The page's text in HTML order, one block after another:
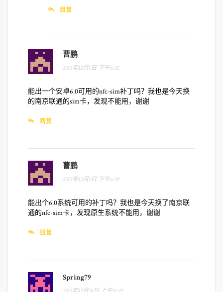
回复
曹鹏
2015年12月1日 下午6:32
能出一个安卓6.0可用的nfc-sim补丁吗？我也是今天换
的南京联通的sim卡，发现不能用，谢谢
回复
曹鹏
2015年12月1日 下午6:39
能出个6.0系统可用的补丁吗？我也是今天换了南京联
通的nfc-sim卡，发现原生系统不能用，谢谢
回复
Spring79